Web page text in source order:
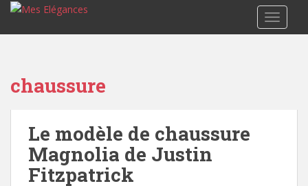
chaussure
Le modèle de chaussure
Magnolia de Justin
Fitzpatrick